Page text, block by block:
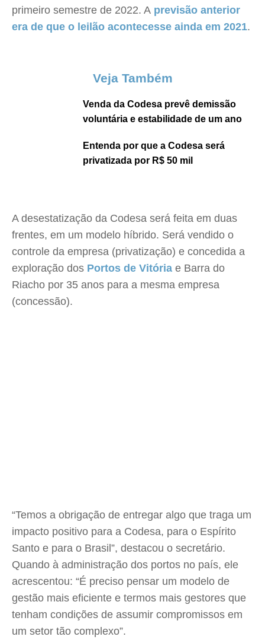
primeiro semestre de 2022. A previsão anterior
era de que o leilão acontecesse ainda em 2021.
Veja Também
Venda da Codesa prevê demissão
voluntária e estabilidade de um ano
Entenda por que a Codesa será
privatizada por R$ 50 mil
A desestatização da Codesa será feita em duas
frentes, em um modelo híbrido. Será vendido o
controle da empresa (privatização) e concedida a
exploração dos Portos de Vitória e Barra do
Riacho por 35 anos para a mesma empresa
(concessão).
“Temos a obrigação de entregar algo que traga um
impacto positivo para a Codesa, para o Espírito
Santo e para o Brasil”, destacou o secretário.
Quando à administração dos portos no país, ele
acrescentou: “É preciso pensar um modelo de
gestão mais eficiente e termos mais gestores que
tenham condições de assumir compromissos em
um setor tão complexo”.